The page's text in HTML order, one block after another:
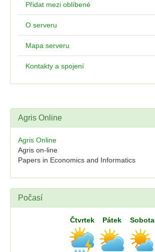
Přidat mezi oblíbené
O serveru
Mapa serveru
Kontakty a spojení
Agris Online
Agris Online
Agris on-line
Papers in Economics and Informatics
Počasí
Čtvrtek Pátek Sobota